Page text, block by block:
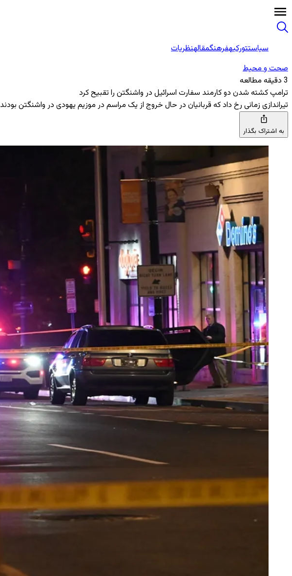
سیاستتورکیهفرهنگمقالهنظریات
صحت و محیط
3 دقیقه مطالعه
ترامپ کشته شدن دو کارمند سفارت اسرائیل در واشنگتن را تقبیح کرد
تیراندازی زمانی رخ داد که قربانیان در حال خروج از یک مراسم در موزیم یهودی در واشنگتن بودند
به اشتراک بگذار